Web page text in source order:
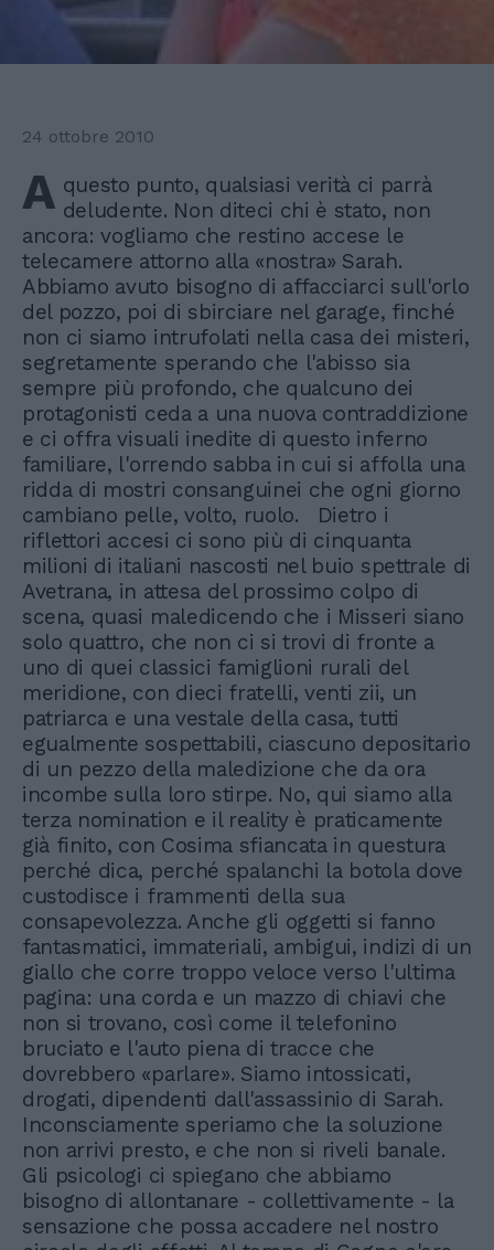
24 ottobre 2010
A questo punto, qualsiasi verità ci parrà
deludente. Non diteci chi è stato, non
ancora: vogliamo che restino accese le
telecamere attorno alla «nostra» Sarah.
Abbiamo avuto bisogno di affacciarci sull'orlo
del pozzo, poi di sbirciare nel garage, finché
non ci siamo intrufolati nella casa dei misteri,
segretamente sperando che l'abisso sia
sempre più profondo, che qualcuno dei
protagonisti ceda a una nuova contraddizione
e ci offra visuali inedite di questo inferno
familiare, l'orrendo sabba in cui si affolla una
ridda di mostri consanguinei che ogni giorno
cambiano pelle, volto, ruolo. Dietro i
riflettori accesi ci sono più di cinquanta
milioni di italiani nascosti nel buio spettrale di
Avetrana, in attesa del prossimo colpo di
scena, quasi maledicendo che i Misseri siano
solo quattro, che non ci si trovi di fronte a
uno di quei classici famiglioni rurali del
meridione, con dieci fratelli, venti zii, un
patriarca e una vestale della casa, tutti
egualmente sospettabili, ciascuno depositario
di un pezzo della maledizione che da ora
incombe sulla loro stirpe. No, qui siamo alla
terza nomination e il reality è praticamente
già finito, con Cosima sfiancata in questura
perché dica, perché spalanchi la botola dove
custodisce i frammenti della sua
consapevolezza. Anche gli oggetti si fanno
fantasmatici, immateriali, ambigui, indizi di un
giallo che corre troppo veloce verso l'ultima
pagina: una corda e un mazzo di chiavi che
non si trovano, così come il telefonino
bruciato e l'auto piena di tracce che
dovrebbero «parlare». Siamo intossicati,
drogati, dipendenti dall'assassinio di Sarah.
Inconsciamente speriamo che la soluzione
non arrivi presto, e che non si riveli banale.
Gli psicologi ci spiegano che abbiamo
bisogno di allontanare - collettivamente - la
sensazione che possa accadere nel nostro